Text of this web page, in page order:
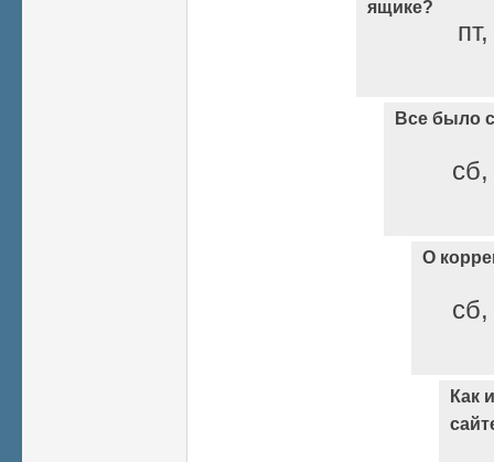
ящике?
Все было
О
Как